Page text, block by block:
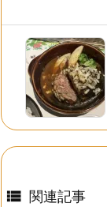
 関連記事